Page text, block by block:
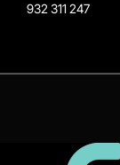
932 311 247